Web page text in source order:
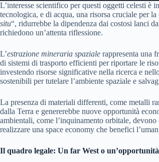
L’interesse scientifico per questi oggetti celesti è
tecnologica, e di acqua, una risorsa cruciale per
situ“, ridurrebbe la dipendenza dai costosi lanci
richiedono un’attenta riflessione.
L’estrazione mineraria spaziale rappresenta una
di sistemi di trasporto efficienti per riportare le
investendo risorse significative nella ricerca e
sostenibili per tutelare l’ambiente spaziale e
La presenza di materiali differenti, come metalli
dalla Terra e genererebbe nuove opportunità
ambientali, come l’inquinamento orbitale,
realizzare una space economy che benefici
Il quadro legale: Un far West o